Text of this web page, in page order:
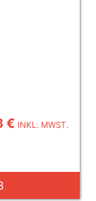
€ INKL. MWST.